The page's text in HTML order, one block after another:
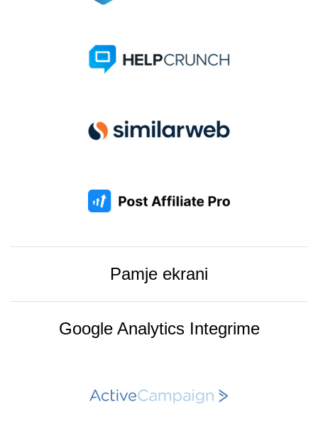
Pamje ekrani
Google Analytics Integrime